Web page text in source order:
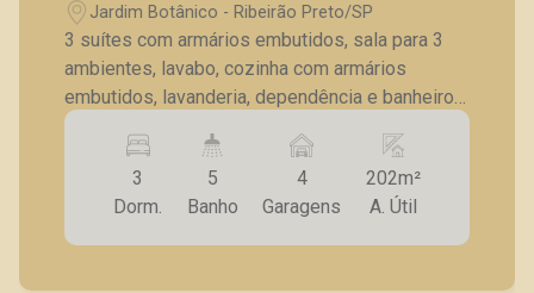
Jardim Botânico - Ribeirão Preto/SP
3 suítes com armários embutidos, sala para 3
ambientes, lavabo, cozinha com armários
embutidos, lavanderia, dependência e banheiro
de empregada, despensa, varanda gourmet com
churrasqueira, sacada fechada em vidro, 4 vagas
de garagens.
3
Dorm.
5
Banho
4
Garagens
202m²
A. Útil